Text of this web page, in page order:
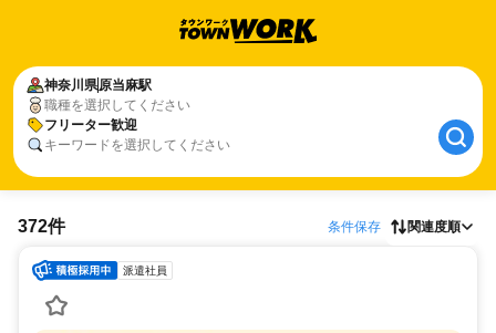
神奈川県原当麻駅
職種を選択してください
フリーター歓迎
キーワードを選択してください
372件 条件保存 関連度順
派遣社員